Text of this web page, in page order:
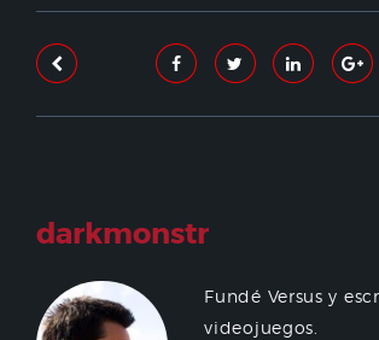
darkmonstr
Fundé Versus y
videojuegos.